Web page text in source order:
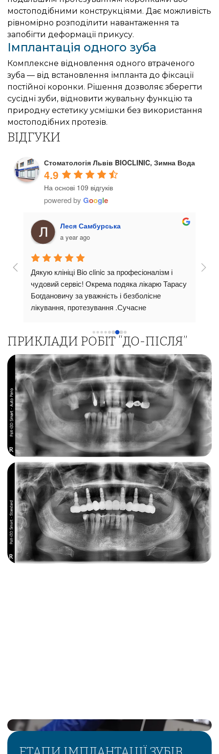
мостоподібними конструкціями. Дає можливість
рівномірно розподілити навантаження та
запобігти деформації прикусу.
Імплантація одного зуба
Комплексне відновлення одного втраченого
зуба — від встановлення імпланта до фіксації
постійної коронки. Рішення дозволяє зберегти
сусідні зуби, відновити жувальну функцію та
природну естетику усмішки без використання
мостоподібних протезів.
ВІДГУКИ
Стоматологія Львів BIOCLINIC, Зимна Вода
4.9
На основі 109 відгуків
powered by Google
Леся Самбурська
a year ago
Дякую клініці Bio clinic за професіоналізм і
чудовий сервіс! Окрема подяка лікарю Тарасу
Богдановичу за уважність і безболісне
лікування, протезування .Сучасне
атмосферароблять візит комфортним. Щиро
рекомендую всім !
рівні!
ПРИКЛАДИ РОБІТ “ДО-ПІСЛЯ”